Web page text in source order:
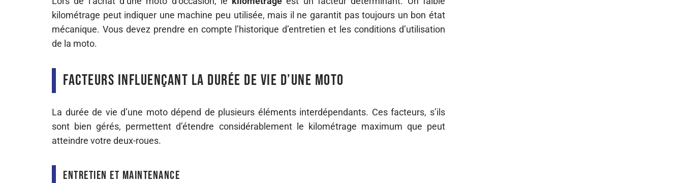
kilométrage peut indiquer une machine peu utilisée, mais il ne garantit pas toujours un bon état
mécanique. Vous devez prendre en compte l’historique d’entretien et les conditions d’utilisation
de la moto.
Facteurs influençant la durée de vie d’une moto
La durée de vie d’une moto dépend de plusieurs éléments interdépendants. Ces facteurs, s’ils
sont bien gérés, permettent d’étendre considérablement le kilométrage maximum que peut
atteindre votre deux-roues.
Entretien et maintenance